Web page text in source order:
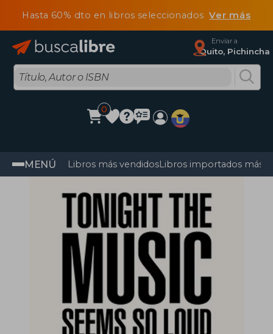
Hasta 60% dto en libros seleccionadosVer más
Enviar a
Quito, Pichincha
0
MENÚ Libros más vendidosLibros importados más